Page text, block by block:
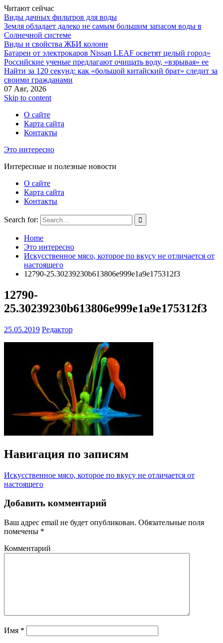
Читают сейчас
Виды дачных фильтров для воды
Земля обладает далеко не самым большим запасом воды в
Солнечной системе
Виды и свойства ЖБИ колонн
Батареи от электрокаров Nissan LEAF осветят целый город»
Российские ученые предлагают очищать воду, «взрывая» ее
Найти за 120 секунд: как «большой китайский брат» следит за
своими гражданами
07 Авг, 2026
Skip to content
О сайте
Карта сайта
Контакты
Это интересно
Интересные и полезные новости
О сайте
Карта сайта
Контакты
Search for:
Home
Это интересно
Искусственное мясо, которое по вкусу не отличается от
настоящего
12790-25.30239230b613806e999e1a9e175312f3
12790-
25.30239230b613806e999e1a9e175312f3
25.05.2019 Редактор
Навигация по записям
Искусственное мясо, которое по вкусу не отличается от
настоящего
Добавить комментарий
Ваш адрес email не будет опубликован. Обязательные поля
помечены *
Комментарий
Имя *